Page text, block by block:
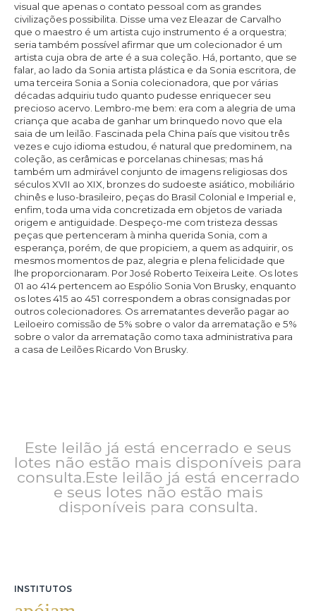
visual que apenas o contato pessoal com as grandes
civilizações possibilita. Disse uma vez Eleazar de Carvalho
que o maestro é um artista cujo instrumento é a orquestra;
seria também possível afirmar que um colecionador é um
artista cuja obra de arte é a sua coleção. Há, portanto, que se
falar, ao lado da Sonia artista plástica e da Sonia escritora, de
uma terceira Sonia a Sonia colecionadora, que por várias
décadas adquiriu tudo quanto pudesse enriquecer seu
precioso acervo. Lembro-me bem: era com a alegria de uma
criança que acaba de ganhar um brinquedo novo que ela
saia de um leilão. Fascinada pela China país que visitou três
vezes e cujo idioma estudou, é natural que predominem, na
coleção, as cerâmicas e porcelanas chinesas; mas há
também um admirável conjunto de imagens religiosas dos
séculos XVII ao XIX, bronzes do sudoeste asiático, mobiliário
chinês e luso-brasileiro, peças do Brasil Colonial e Imperial e,
enfim, toda uma vida concretizada em objetos de variada
origem e antiguidade. Despeço-me com tristeza dessas
peças que pertenceram à minha querida Sonia, com a
esperança, porém, de que propiciem, a quem as adquirir, os
mesmos momentos de paz, alegria e plena felicidade que
lhe proporcionaram. Por José Roberto Teixeira Leite. Os lotes
01 ao 414 pertencem ao Espólio Sonia Von Brusky, enquanto
os lotes 415 ao 451 correspondem a obras consignadas por
outros colecionadores. Os arrematantes deverão pagar ao
Leiloeiro comissão de 5% sobre o valor da arrematação e 5%
sobre o valor da arrematação como taxa administrativa para
a casa de Leilões Ricardo Von Brusky.
Este leilão já está encerrado e seus
lotes não estão mais disponíveis para
consulta.Este leilão já está encerrado
e seus lotes não estão mais
disponíveis para consulta.
INSTITUTOS